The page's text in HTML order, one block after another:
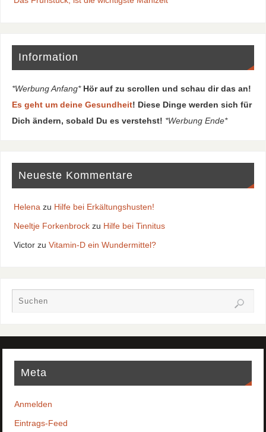
Information
*Werbung Anfang* Hör auf zu scrollen und schau dir das an!
Es geht um deine Gesundheit! Diese Dinge werden sich für
Dich ändern, sobald Du es verstehst! *Werbung Ende*
Neueste Kommentare
Helena zu Hilfe bei Erkältungshusten!
Neeltje Forkenbrockzu Hilfe bei Tinnitus
Victorzu Vitamin-D ein Wundermittel?
Meta
Anmelden
Eintrags-Feed